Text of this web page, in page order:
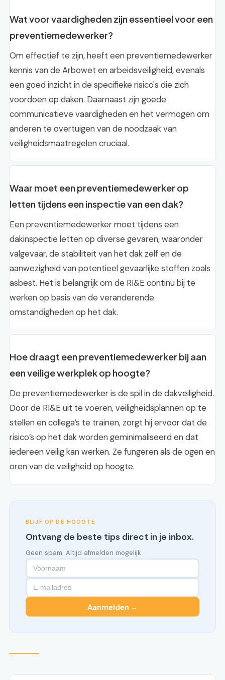
Wat voor vaardigheden zijn essentieel voor een
preventiemedewerker?
Om effectief te zijn, heeft een preventiemedewerker
kennis van de Arbowet en arbeidsveiligheid, evenals
een goed inzicht in de specifieke risico's die zich
voordoen op daken. Daarnaast zijn goede
communicatieve vaardigheden en het vermogen om
anderen te overtuigen van de noodzaak van
veiligheidsmaatregelen cruciaal.
Waar moet een preventiemedewerker op
letten tijdens een inspectie van een dak?
Een preventiemedewerker moet tijdens een
dakinspectie letten op diverse gevaren, waaronder
valgevaar, de stabiliteit van het dak zelf en de
aanwezigheid van potentieel gevaarlijke stoffen zoals
asbest. Het is belangrijk om de RI&E continu bij te
werken op basis van de veranderende
omstandigheden op het dak.
Hoe draagt een preventiemedewerker bij aan
een veilige werkplek op hoogte?
De preventiemedewerker is de spil in de dakveiligheid.
Door de RI&E uit te voeren, veiligheidsplannen op te
stellen en collega’s te trainen, zorgt hij ervoor dat de
risico’s op het dak worden geminimaliseerd en dat
iedereen veilig kan werken. Ze fungeren als de ogen en
oren van de veiligheid op hoogte.
BLIJF OP DE HOOGTE
Ontvang de beste tips direct in je inbox.
Geen spam. Altijd afmelden mogelijk.
Aanmelden →